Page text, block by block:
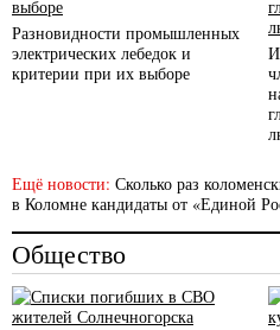
Разновидности промышленных
электрических лебедок и
критерии при их выборе
Ещё новости: Сколько раз
в Коломне кандидаты от «Единой
Общество